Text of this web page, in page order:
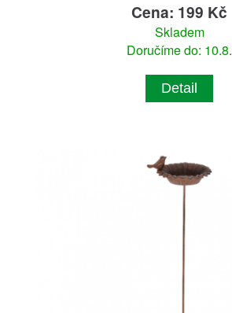
Cena: 199 Kč
Skladem
Doručíme do: 10.8.
Detail